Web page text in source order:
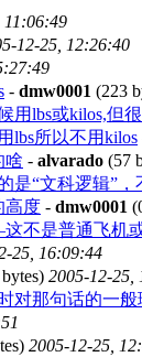
11:06:49
12-25, 12:26:40
- dmw0001 (223
用lbs或kilos,但
lbs所以不用kilos
啥 - alvarado (57
是“文科逻辑”
高度 - dmw0001
不是普通飞机或
25, 16:09:44
2005-12-25,
对那句话的一般
2005-12-25,